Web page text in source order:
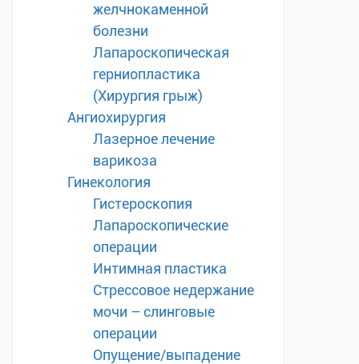
желчнокаменной
болезни
Лапароскопическая
герниопластика
(Хирургия грыж)
Ангиохирургия
Лазерное лечение
варикоза
Гинекология
Гистероскопия
Лапароскопические
операции
Интимная пластика
Стрессовое недержание
мочи – слинговые
операции
Опущение/выпадение